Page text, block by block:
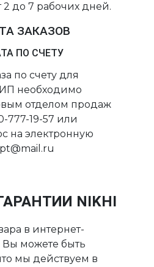
до 7 рабочих дней.
ЗАКАЗОВ
ПО СЧЕТУ
по счету для
необходимо
отделом продаж
777-19-57 или
на электронную
NIKHI
в интернет-
Вы можете быть
мы действуем в